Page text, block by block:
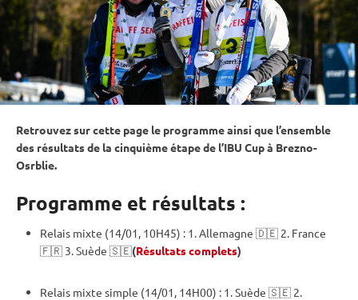
Retrouvez sur cette page le programme ainsi que l’ensemble
des résultats de la cinquième étape de l’IBU Cup à Brezno-
Osrblie.
Programme et résultats :
Relais mixte (14/01, 10H45) : 1. Allemagne 🇩🇪 2. France
🇫🇷 3. Suède 🇸🇪(Résultats complets)
Relais mixte simple (14/01, 14H00) : 1. Suède 🇸🇪 2.